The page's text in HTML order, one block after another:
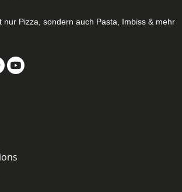
nur Pizza, sondern auch Pasta, Imbiss & mehr